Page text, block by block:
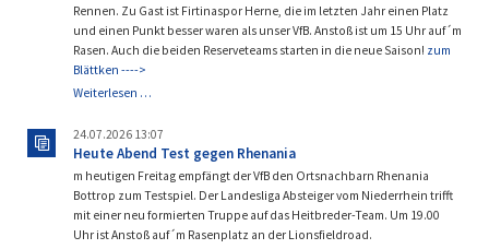
Rennen. Zu Gast ist Firtinaspor Herne, die im letzten Jahr einen Platz
und einen Punkt besser waren als unser VfB. Anstoß ist um 15 Uhr auf´m
Rasen. Auch die beiden Reserveteams starten in die neue Saison! zum
Blättken ---->
Weiterlesen …Es
wieder
los!
24.07.2026 13:07
Heute Abend Test gegen Rhenania
m heutigen Freitag empfängt der VfB den Ortsnachbarn Rhenania
Bottrop zum Testspiel. Der Landesliga Absteiger vom Niederrhein trifft
mit einer neu formierten Truppe auf das Heitbreder-Team. Um 19.00
Uhr ist Anstoß auf´m Rasenplatz an der Lionsfieldroad.